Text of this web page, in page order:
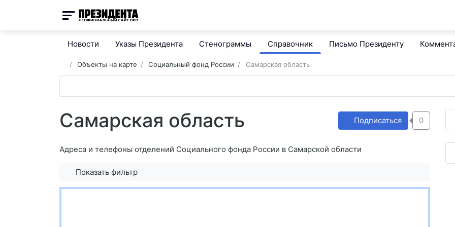
Новости Указы Президента Стенограммы Справочник Письмо Президенту
Объекты на карте Социальный фонд России Самарская область
Самарская область Подписаться 0
Адреса и телефоны отделений Социального фонда России в Самарской области
Показать фильтр